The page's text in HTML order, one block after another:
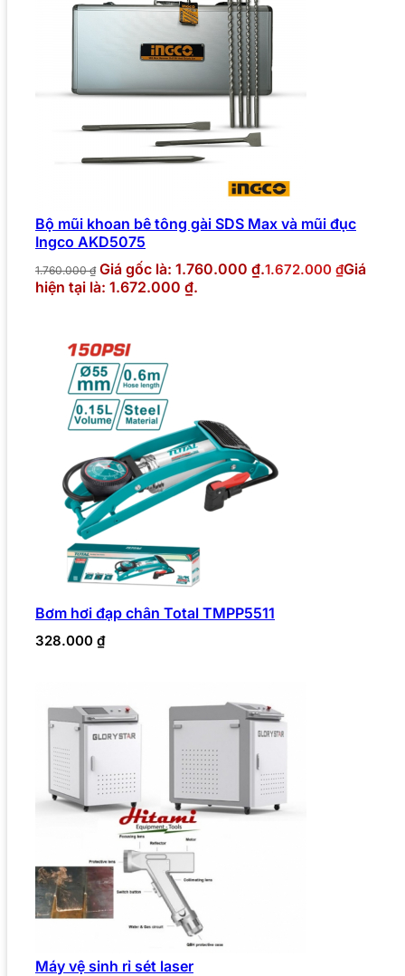
Bộ mũi khoan bê tông gài SDS Max và mũi đục
Ingco AKD5075
1.760.000₫ Giá gốc là: 1.760.000 ₫.1.672.000 ₫Giá
hiện tại là: 1.672.000 ₫.
Bơm hơi đạp chân Total TMPP5511
328.000 ₫
Máy vệ sinh rỉ sét laser